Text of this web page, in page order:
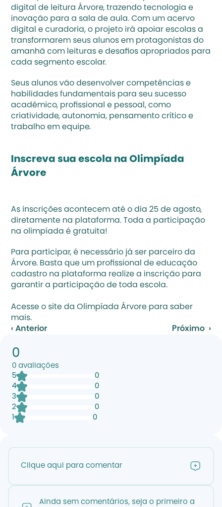
digital de leitura Árvore, trazendo tecnologia e
inovação para a sala de aula. Com um acervo
digital e curadoria, o projeto irá apoiar escolas a
transformarem seus alunos em protagonistas do
amanhã com leituras e desafios apropriados para
cada segmento escolar.
Seus alunos vão desenvolver competências e
habilidades fundamentais para seu sucesso
acadêmico, profissional e pessoal, como
criatividade, autonomia, pensamento crítico e
trabalho em equipe.
Inscreva sua escola na Olimpíada
Árvore
As inscrições acontecem até o dia 25 de agosto,
diretamente na plataforma. Toda a participação
na olimpíada é gratuita!
Para participar, é necessário já ser parceiro da
Árvore. Basta que um profissional de educação
cadastro na plataforma realize a inscrição para
garantir a participação de toda escola.
Acesse o site da Olimpíada Árvore para saber
mais.
‹ Anterior
Próximo  ›
0
0 avaliações
5
0
4
0
3
0
2
0
1
0
Clique aqui para comentar
Ainda sem comentários, seja o primeiro a